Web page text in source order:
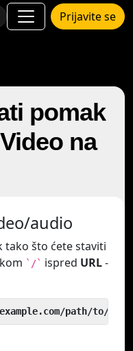
Prijavite se
pomak
na
audio
što ćete staviti
`/` ispred URL-
path/to/